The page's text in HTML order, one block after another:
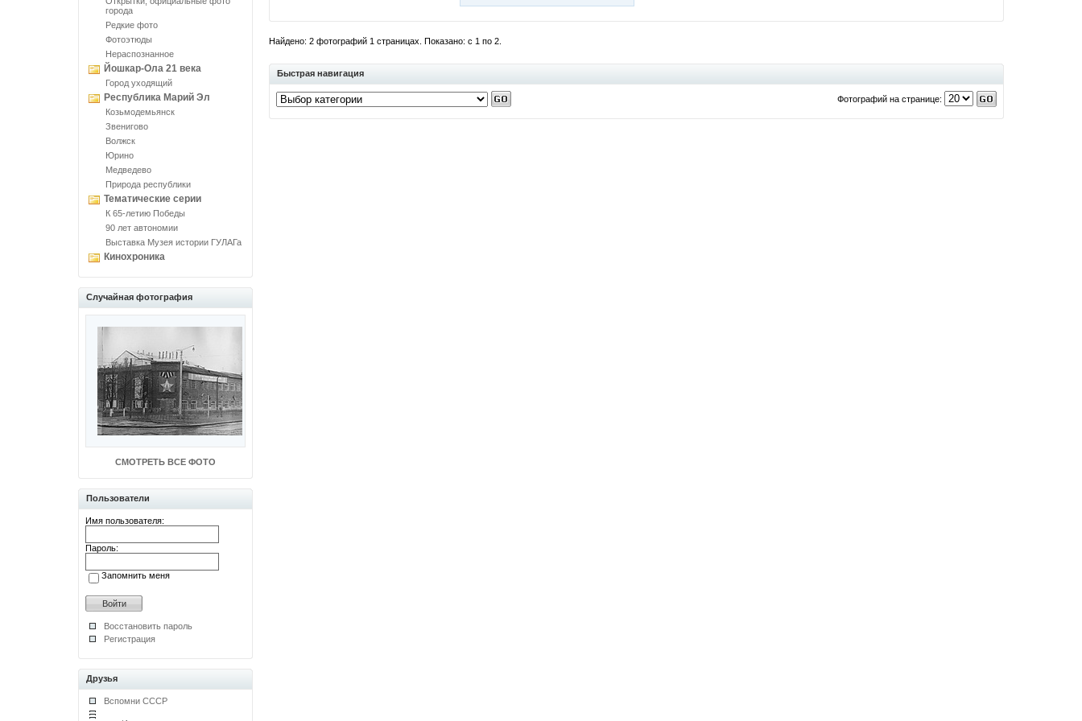
города
Редкие фото
Фотоэтюды
Нераспознанное
Йошкар-Ола 21 века
Город уходящий
Республика Марий Эл
Козьмодемьянск
Звенигово
Волжск
Юрино
Медведево
Природа республики
Тематические серии
К 65-летию Победы
90 лет автономии
Выставка Музея истории ГУЛАГа
Кинохроника
Случайная фотография
СМОТРЕТЬ ВСЕ ФОТО
Пользователи
Имя пользователя:
Пароль:
Запомнить меня
Восстановить пароль
Регистрация
Друзья
Вспомни СССР
Найдено: 2 фотографий 1 страницах. Показано: с 1 по 2.
Быстрая навигация
Фотографий на странице: